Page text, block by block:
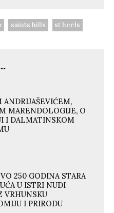
saints hills st heels
ANDRIJAŠEVIĆEM,
MARENDOLOGIJE, O
I DALMATINSKOM
250 GODINA STARA
U ISTRI NUDI
VRHUNSKU
I PRIRODU